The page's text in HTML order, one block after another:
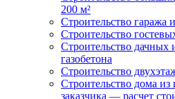
200 м²
Строительство гаража
Строительство
Строительство дачных
газобетона
Строительство
Строительство дома из
заказчика — расчет